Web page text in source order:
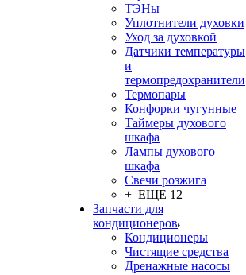
ТЭНы
Уплотнители духовки
Уход за духовкой
Датчики температуры
и
термопредохранители
Термопары
Конфорки чугунные
Таймеры духового
шкафа
Лампы духового
шкафа
Свечи розжига
+ ЕЩЕ 12
Запчасти для
кондиционеров
Кондиционеры
Чистящие средства
Дренажные насосы